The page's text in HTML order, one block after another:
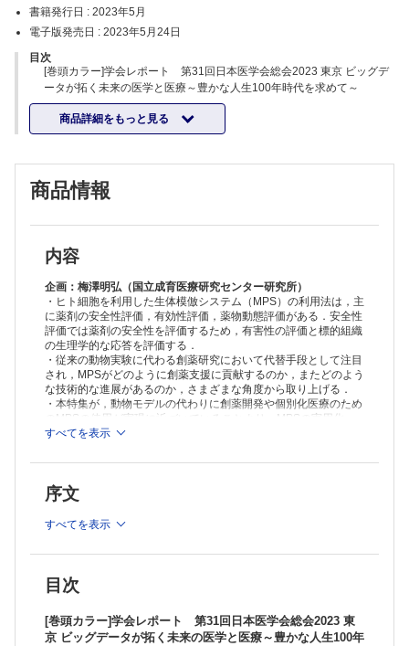
書籍発行日 : 2023年5月
電子版発売日 : 2023年5月24日
目次
[巻頭カラー]学会レポート 第31回日本医学会総会2023 東京 ビッグデ
ータが拓く未来の医学と医療～豊かな人生100年時代を求めて～
特集 生体模倣システム（MPS）の発展と創薬応用
はじめに/梅澤明弘
動物実験代替法に関する国際機関の動向/小島肇夫
小腸と肝臓の生体模倣システム/松永民秀
生体模倣システムを利用した薬物動態学研究/楠原洋之・石田誠一
前田和哉
小腸上皮細胞を用いた生体模倣システム/梅澤明弘・他
AMED－MPS事業/国立研究開発法人日本医療研究開発機構 再生・細胞
医療・遺伝子治療事業部再生医療研究開発課
連載
医療DX ─ 進展するデジタル医療に関する最新動向と関連知識19 AIの目
で心電図を読み直す/谷口浩久・田村雄一
救急で出会ったこんな症例 ─ マイナーエマージェンシー対応のススメ
❾ 重症熱性血小板減少症候群（SFTS）とは？─ 新型コロナウイルス感
染症や熱中症に紛れている危険な感染症を見逃すな！/大村大輔
TOPICS
疫学 食の炎症性 ─ 食事性炎症指数（DII）と高齢者の生活の自立度/増田
桃佳
FORUM
ものごとの見方，考え方─ Critical Thinking, Critical Readingのすすめ/
西村秀一
次号の特集予告
商品詳細をもっと見る
商品情報
内容
企画：梅澤明弘（国立成育医療研究センター研究所）
・ヒト細胞を利用した生体模倣システム（MPS）の利用法は，主
に薬剤の安全性評価，有効性評価，薬物動態評価がある．安全性
評価では薬剤の安全性を評価するため，有害性の評価と標的組織
の生理学的な応答を評価する．
・従来の動物実験に代わる創薬研究において代替手段として注目
され，MPSがどのように創薬支援に貢献するのか，またどのよう
な技術的な進展があるのか，さまざまな角度から取り上げる．
・本特集が，動物モデルの代わりに創薬開発や個別化医療のため
のMPSの使用が実現に近づいていることより，MPSの実用化・
社会実装を医学に携わる方々に広く知っていただくきっかけとな
≫週刊『医学のあゆみ』 定期購読（2023年1月-12月）受付
中！
認ください。
推奨ブラウザ： Firefox 最新版 / Google Chrome 最新版 / Safari
すべてを表示
序文
すべてを表示
目次
[巻頭カラー]学会レポート 第31回日本医学会総会2023 東
京 ビッグデータが拓く未来の医学と医療～豊かな人生100年